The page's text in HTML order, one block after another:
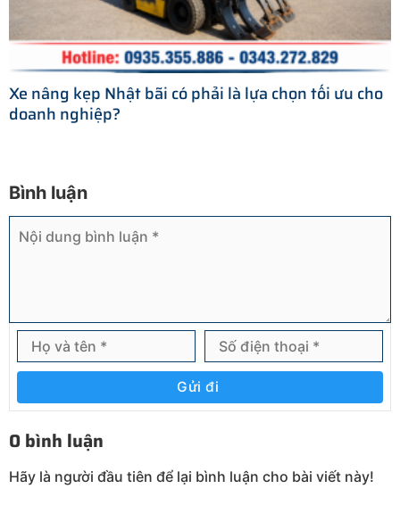
Xe nâng kẹp Nhật bãi có phải là lựa chọn tối ưu cho
doanh nghiệp?
Bình luận
Gửi đi
0 bình luận
Hãy là người đầu tiên để lại bình luận cho bài viết này!